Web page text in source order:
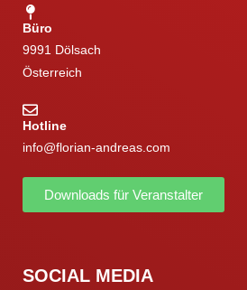
Büro
9991 Dölsach
Österreich
Hotline
info@florian-andreas.com
Downloads für Veranstalter
SOCIAL MEDIA